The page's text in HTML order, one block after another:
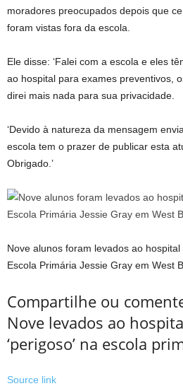
moradores preocupados depois que
foram vistas fora da escola.
Ele disse: ‘Falei com a escola e eles
ao hospital para exames preventivos,
direi mais nada para sua privacidade.
‘Devido à natureza da mensagem
escola tem o prazer de publicar esta
Obrigado.’
Nove alunos foram levados ao
Escola Primária Jessie Gray em West
Compartilhe ou
Nove levados ao
‘perigoso’ na escola
Source link